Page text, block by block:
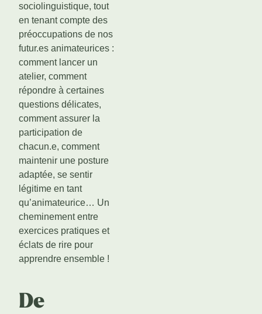
sociolinguistique, tout
en tenant compte des
préoccupations de nos
futur.es animateurices :
comment lancer un
atelier, comment
répondre à certaines
questions délicates,
comment assurer la
participation de
chacun.e, comment
maintenir une posture
adaptée, se sentir
légitime en tant
qu’animateurice… Un
cheminement entre
exercices pratiques et
éclats de rire pour
apprendre ensemble !
De